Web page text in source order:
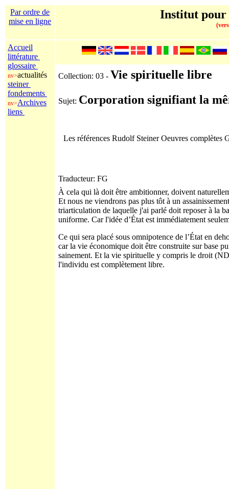
Par ordre de
mise en ligne
Institut pour
Accueil
littérature
glossaire
nv>actualités
steiner
fondements
nv>Archives
liens
Collection: 03 - Vie spirituelle libre
Sujet: Corporation signifiant la
Les références Rudolf Steiner Oeuvres complètes
Traducteur: FG
À cela qui là doit être ambitionner, doivent
Et nous ne viendrons pas plus tôt à un
triarticulation de laquelle j'ai parlé doit reposer à la
uniforme. Car l'idée d’État est immédiatement
Ce qui sera placé sous omnipotence de l’État en
car la vie économique doit être construite sur base
sainement. Et la vie spirituelle y compris le droit
l'individu est complètement libre.